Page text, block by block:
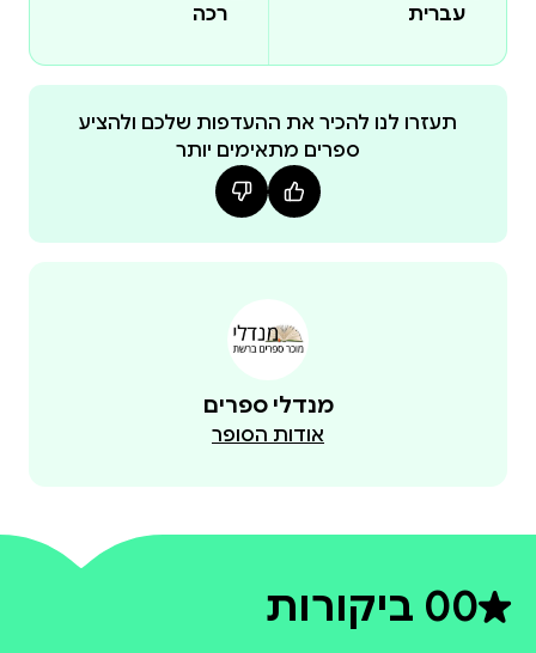
עברית
רכה
תעזרו לנו להכיר את ההעדפות שלכם ולהציע
ספרים מתאימים יותר
מנדלי ספרים
אודות הסופר
0דירוג ממוצע 0 מתוך 5
0 ביקורות